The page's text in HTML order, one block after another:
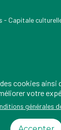
- Capitale
Conditions
cookies ainsi
votre
générales